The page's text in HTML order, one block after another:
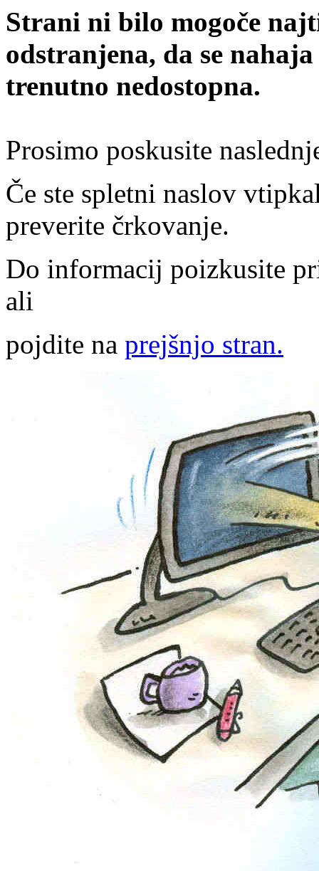
Strani ni bilo mogoče
odstranjena, da se
trenutno nedostopna.
Prosimo poskusite
Če ste spletni naslov
preverite črkovanje.
Do informacij poizkusite
ali
pojdite na prejšnjo stran.